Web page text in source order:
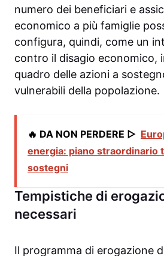
numero dei beneficiari e
economico a più famiglie
configura, quindi, come un
contro il disagio economico,
quadro delle azioni a
vulnerabili della popolazione.
🔥 DA NON PERDERE ▷
energia: piano straordinario
sostegni
Tempistiche di
necessari
Il programma di erogazione